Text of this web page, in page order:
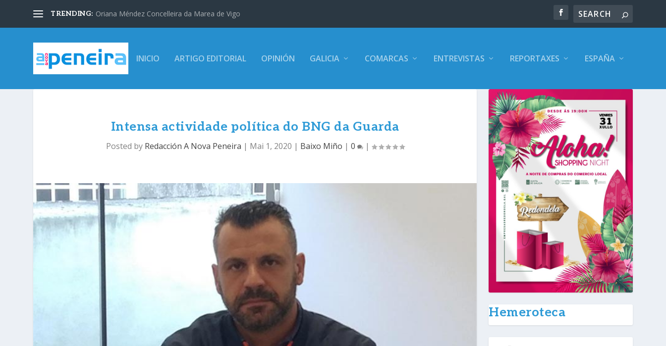
TRENDING: Oriana Méndez Concelleira da Marea de Vigo
INICIO ARTIGO EDITORIAL OPINIÓN GALICIA COMARCAS ENTREVISTAS REPORTAXES ESPAÑA
Intensa actividade política do BNG da Guarda
Posted by Redacción A Nova Peneira | Mai 1, 2020 | Baixo Miño | 0 |
Hemeroteca